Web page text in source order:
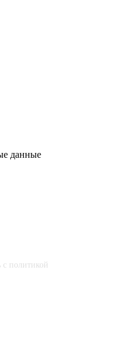
данные
политикой